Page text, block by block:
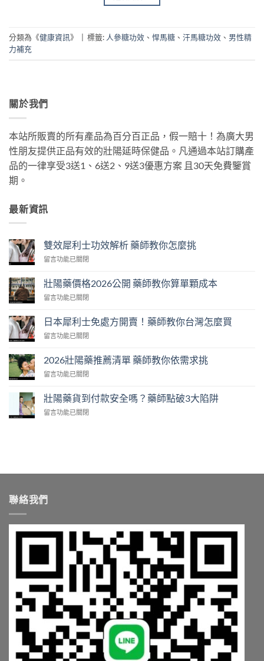
分類為《健康資訊》 標籤: 人參糖功效 、 悍馬糖 、 汗馬糖功效 、 男性精
力補充
關於我們
本站所販賣的所有產品為百分百正品，假一賠十！為廣大男
性朋友提供正品有效的壯陽延時保健品。凡通過本站訂購產
品的一律享受3送1、6送2、9送3優惠方案 且30天免費鑒賞
期。
最新資訊
雙效犀利士功效解析 藥師教你怎麼挑
在
效
犀
利
功
效
解
藥
教
怎
麼
留言功能已關閉
壯陽藥價格2026公開 藥師教你算單顆成本
在
陽
藥
價
2026
開
師
你
留言功能已關閉
日本犀利士免處方開賣！藥師教你台灣怎麼買
在
犀
利
免
處
方
你
灣
怎
買〉
留言功能已關閉
2026壯陽藥推薦清單 藥師教你依需求挑
在
壯
陽
藥
師
你
依
求
挑〉
中
留言功能已關閉
壯陽藥貨到付款安全嗎？藥師點破3大陷阱
在
全
師
大
阱〉
留言功能已關閉
聯絡我們